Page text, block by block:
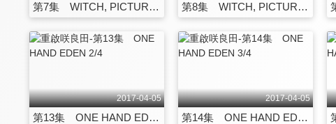
第7集 WITCH, PICTURE and RED EYE GIRL 2/3 第8集 WITCH, PICTURE and RED EYE GIRL 3/3
2017-04-05
第13集 ONE HAND EDEN 2/4
2017-04-05
第14集 ONE HAND EDEN 3/4